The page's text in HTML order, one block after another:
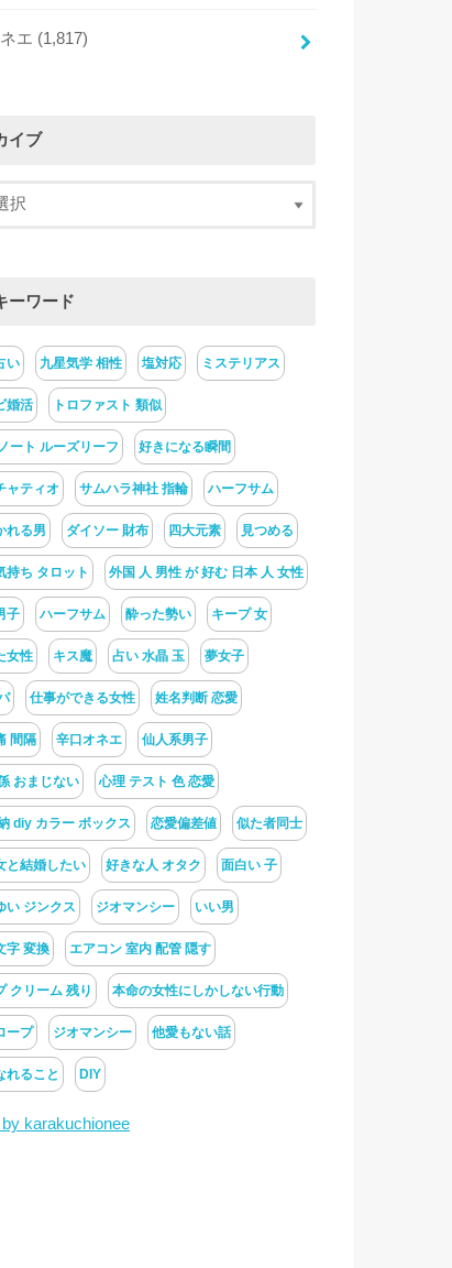
エ (1,817)
イブ
ーワード
い 九星気学 相性 塩対応 ミステリアス
婚活 トロファスト 類似
ート ルーズリーフ 好きになる瞬間
ャティオ サムハラ神社 指輪 ハーフサム
れる男 ダイソー 財布 四大元素 見つめる
持ち タロット 外国 人 男性 が 好む 日本 人 女性
子 ハーフサム 酔った勢い キープ 女
女性 キス魔 占い 水晶 玉 夢女子
仕事ができる女性 姓名判断 恋愛
間隔 辛口オネエ 仙人系男子
おまじない 心理 テスト 色 恋愛
diy カラー ボックス 恋愛偏差値 似た者同士
と結婚したい 好きな人 オタク 面白い 子
い ジンクス ジオマンシー いい男
字 変換 エアコン 室内 配管 隠す
クリーム 残り 本命の女性にしかしない行動
ープ ジオマンシー 他愛もない話
れること DIY
karakuchionee